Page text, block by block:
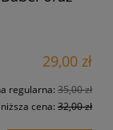
29,00 zł
regularna: 35,00 zł
cena: 32,00 zł